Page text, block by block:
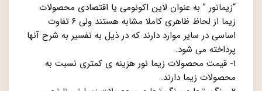
“زیمانور ” به عنوان لاین اکونومی یا اقتصادی محصولات
زیما از لحاظ ظاهری کاملا مشابه هستند ولی ۶ تفاوت
اساسی در سایر موارد دارند که در ذیل به تفسیر به شرح آنها
پرداخته می شود.
۱- قیمت محصولات زیما نور هزینه ی کمتری نسبت به
محصولات زیما دارند.